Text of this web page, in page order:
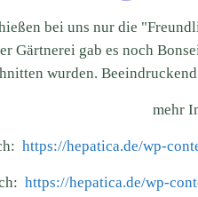
bei uns nur die
Gärtnerei gab es noch
wurden.
mehr
https://hepatica.de/wp-
https://hepatica.de/wp-